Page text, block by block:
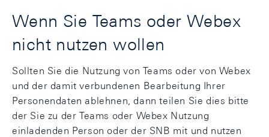
Wenn Sie Teams oder Webex
nicht nutzen wollen
Sollten Sie die Nutzung von Teams oder von Webex
und der damit verbundenen Bearbeitung Ihrer
Personendaten ablehnen, dann teilen Sie dies bitte
der Sie zu der Teams oder Webex Nutzung
einladenden Person oder der SNB mit und nutzen